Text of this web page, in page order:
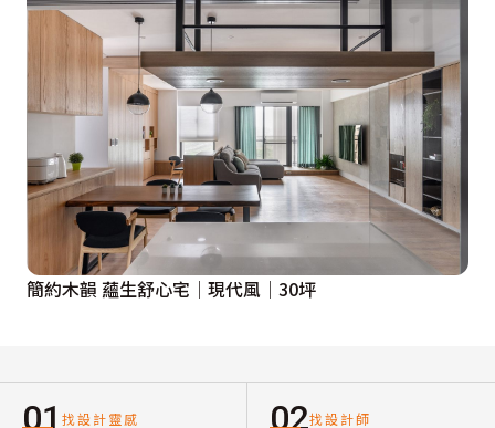
簡約木韻 蘊生舒心宅│現代風│30坪
01 找設計靈感 02找設計師